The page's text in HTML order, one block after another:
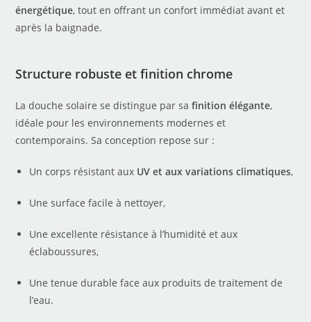
énergétique, tout en offrant un confort immédiat avant et
après la baignade.
Structure robuste et finition chrome
La douche solaire se distingue par safinition élégante,
idéale pour les environnements modernes et
contemporains. Sa conception repose sur :
Un corps résistant aux UV et aux variations climatiques,
Une surface facile à nettoyer,
Une excellente résistance à l’humidité et aux
éclaboussures,
Une tenue durable face aux produits de traitement de
l’eau.